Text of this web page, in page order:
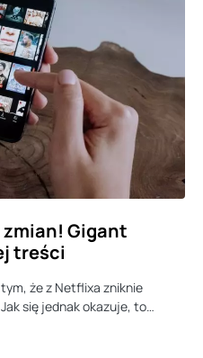
Gigant
treści
że z Netflixa zniknie
się jednak okazuje, to…